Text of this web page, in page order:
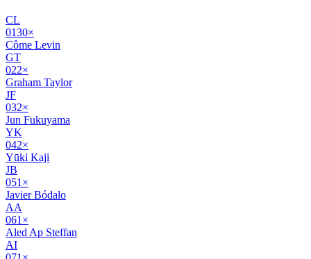
CL
0130×
Côme Levin
GT
022×
Graham Taylor
JF
032×
Jun Fukuyama
YK
042×
Yūki Kaji
JB
051 ×
Javier Bódalo
AA
061 ×
Aled Ap Steffan
AI